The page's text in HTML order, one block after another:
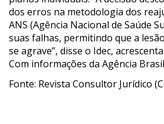
dos erros na metodologia dos
ANS (Agência Nacional de Saúde
suas falhas, permitindo que a
se agrave”, disse o Idec,
Com informações da Agência
Fonte: Revista Consultor Jurídico